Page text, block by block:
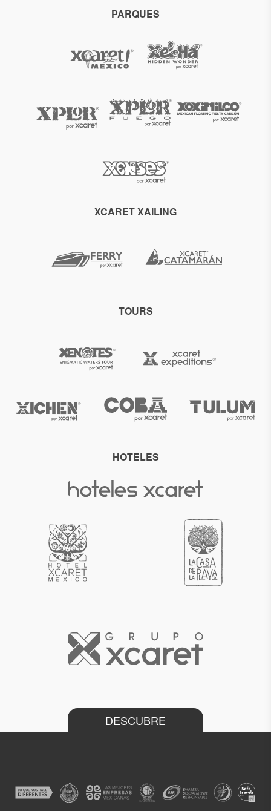
PARQUES
XCARET XAILING
TOURS
HOTELES
DESCUBRE